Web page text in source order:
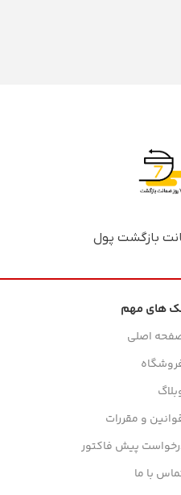
های مهم
اصلی
و مقررات
پیش فاکتور
با ما